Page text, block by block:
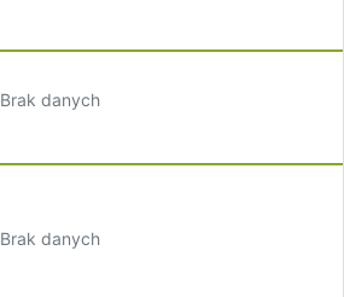
Brak danych
Brak danych